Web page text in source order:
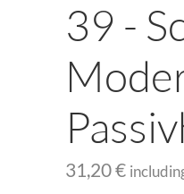
39 -
31,20 €